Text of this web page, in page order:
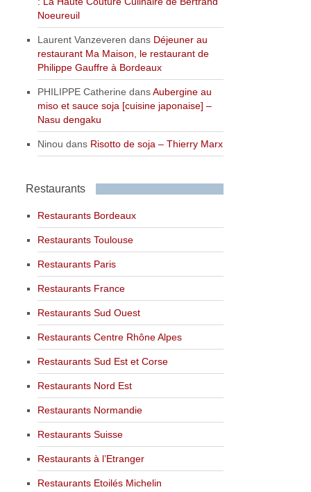
Noeureuil
Laurent Vanzeveren dans Déjeuner au
restaurant Ma Maison, le restaurant de
Philippe Gauffre à Bordeaux
PHILIPPE Catherine dansAubergine au
miso et sauce soja [cuisine japonaise] –
Nasu dengaku
Ninou dans Risotto de soja – Thierry Marx
Restaurants
Restaurants Bordeaux
Restaurants Toulouse
Restaurants Paris
Restaurants France
Restaurants Sud Ouest
Restaurants Centre Rhône Alpes
Restaurants Sud Est et Corse
Restaurants Nord Est
Restaurants Normandie
Restaurants Suisse
Restaurants à l’Etranger
Restaurants Etoilés Michelin